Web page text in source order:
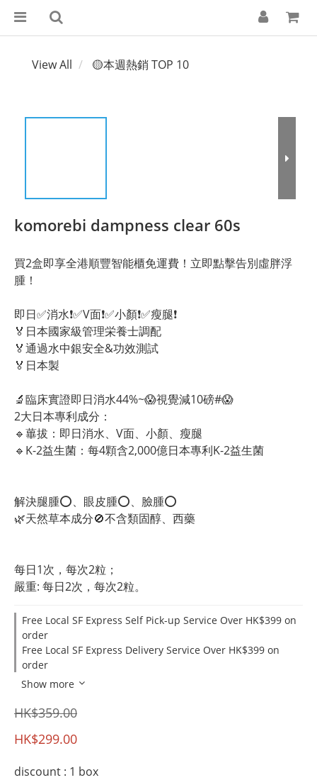
View All 🟡本週熱銷 TOP 10
komorebi dampness clear 60s
買2盒即享全港順豐智能櫃免運費！立即點擊告別虛胖浮
腫！
即日✅消水❗✅V面❗✅小顏❗✅瘦腿❗
🏅日本國家級管理栄養士調配
🏅通過水中銀安全&功效測試
🏅日本製
🔬臨床實證即日消水44%~😱視覺減10磅#😱
2大日本專利成分：
🔹蓽拔：即日消水、V面、小顏、瘦腿
🔹K-2益生菌：每4顆含2,000億日本專利K-2益生菌
解決腿腫⭕、眼皮腫⭕、臉腫⭕
🌿天然草本成分🚫不含類固醇、西藥
每日1次，每次2粒；
嚴重: 每日2次，每次2粒。
Free Local SF Express Self Pick-up Service Over HK$399 on
order
Free Local SF Express Delivery Service Over HK$399 on
order
Show more
HK$359.00
HK$299.00
discount : 1 box